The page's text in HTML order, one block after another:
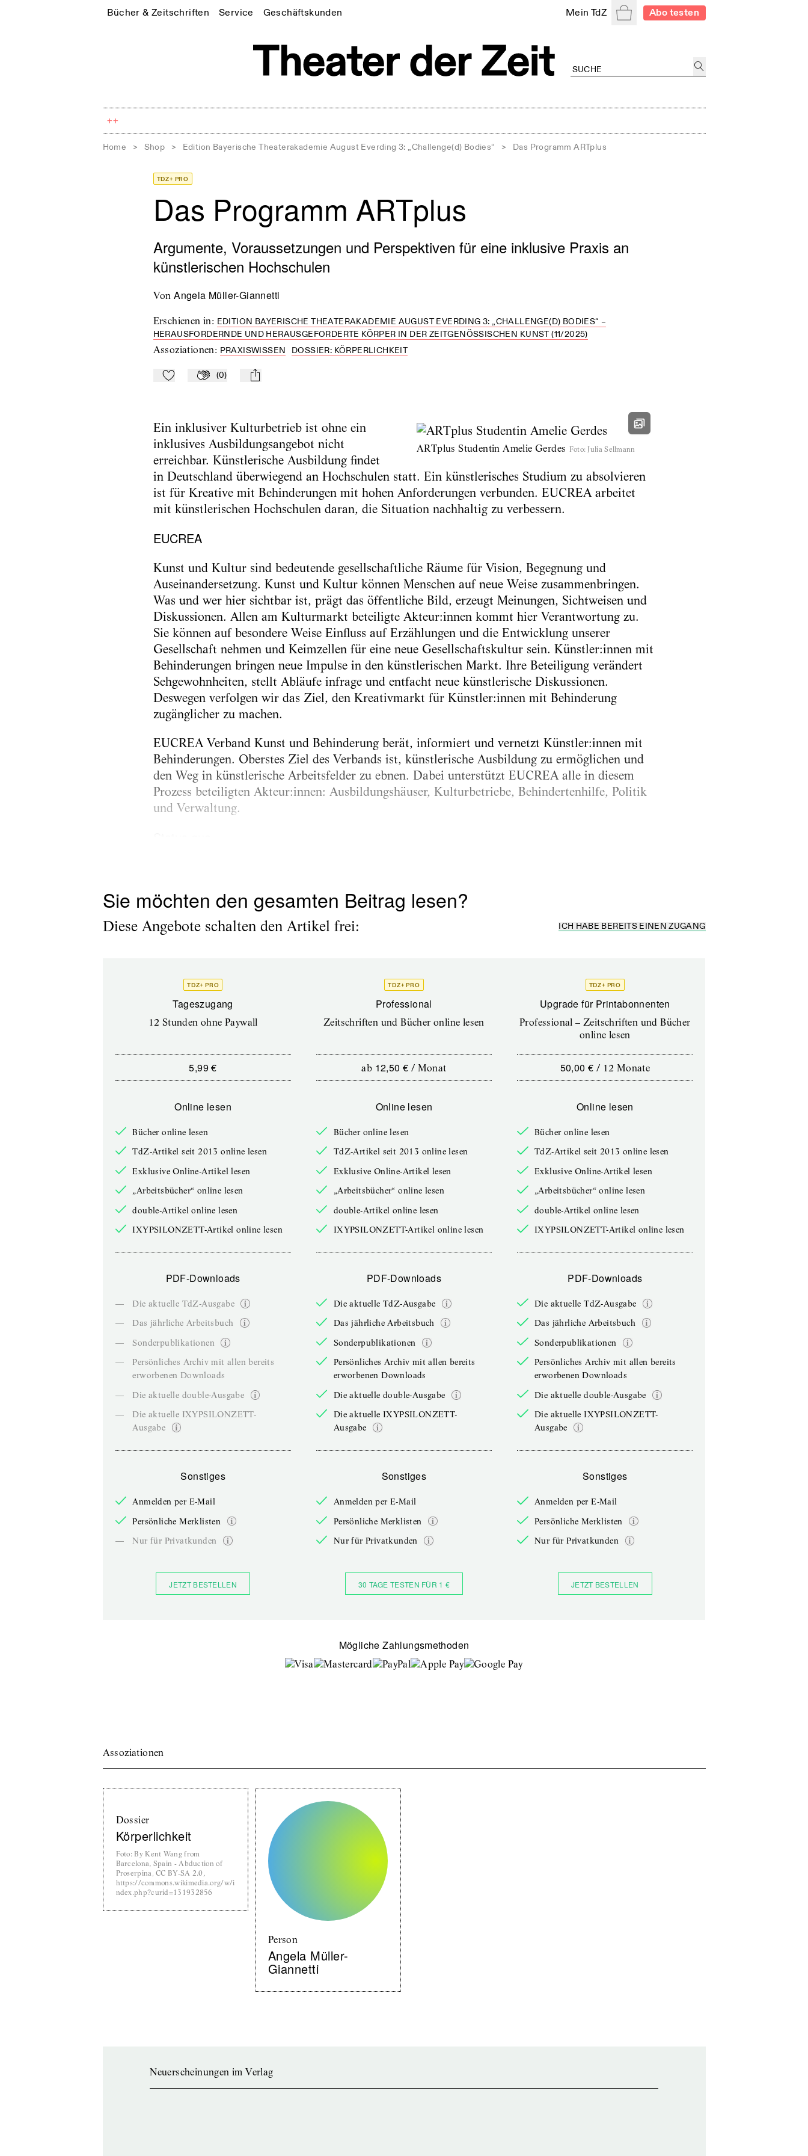
Bücher & Zeitschriften Service Geschäftskunden Mein TdZ WarenkorbAbo testen
++
Home > Shop > Edition Bayerische Theaterakademie August Everding 3: „Challenge(d) Bodies“ > Das Programm ARTplus
TDZ+ PRO
Das Programm ARTplus
Argumente, Voraussetzungen und Perspektiven für eine inklusive Praxis an
künstlerischen Hochschulen
von Angela Müller-Giannetti
Erschienen in: EDITION BAYERISCHE THEATERAKADEMIE AUGUST EVERDING 3: „CHALLENGE(D) BODIES“ –
HERAUSFORDERNDE UND HERAUSGEFORDERTE KÖRPER IN DER ZEITGENÖSSISCHEN KUNST (11/2025)
Assoziationen: PRAXISWISSEN DOSSIER: KÖRPERLICHKEIT
Zu Mein-TdZ hinzufügen
Applaudieren
(0) mail
ARTplus Studentin Amelie Gerdes Foto: Julia Sellmann
Ein inklusiver Kulturbetrieb ist ohne ein
inklusives Ausbildungsangebot nicht
erreichbar. Künstlerische Ausbildung findet
in Deutschland überwiegend an Hochschulen statt. Ein künstlerisches Studium zu absolvieren
ist für Kreative mit Behinderungen mit hohen Anforderungen verbunden. EUCREA arbeitet
mit künstlerischen Hochschulen daran, die Situation nachhaltig zu verbessern.
EUCREA
Kunst und Kultur sind bedeutende gesellschaftliche Räume für Vision, Begegnung und
Auseinandersetzung. Kunst und Kultur können Menschen auf neue Weise zusammenbringen.
Was und wer hier sichtbar ist, prägt das öffentliche Bild, erzeugt Meinungen, Sichtweisen und
Diskussionen. Allen am Kulturmarkt beteiligte Akteur:innen kommt hier Verantwortung zu.
Sie können auf besondere Weise Einfluss auf Erzählungen und die Entwicklung unserer
Gesellschaft nehmen und Keimzellen für eine neue Gesellschaftskultur sein. Künstler:innen mit
Behinderungen bringen neue Impulse in den künstlerischen Markt. Ihre Beteiligung verändert
Sehgewohnheiten, stellt Abläufe infrage und entfacht neue künstlerische Diskussionen.
Deswegen verfolgen wir das Ziel, den Kreativmarkt für Künstler:innen mit Behinderung
zugänglicher zu machen.
EUCREA Verband Kunst und Behinderung berät, informiert und vernetzt Künstler:innen mit
Behinderungen. Oberstes Ziel des Verbands ist, künstlerische Ausbildung zu ermöglichen und
den Weg in künstlerische Arbeitsfelder zu ebnen. Dabei unterstützt EUCREA alle in diesem
Prozess beteiligten Akteur:innen: Ausbildungshäuser, Kulturbetriebe, Behindertenhilfe, Politik
und Verwaltung.
Sie möchten den gesamten Beitrag lesen?
Diese Angebote schalten den Artikel frei: ICH HABE BEREITS EINEN ZUGANG
TDZ+ PRO
Tageszugang
12 Stunden ohne Paywall
5,99 €
Online lesen
Bücher online lesen
TdZ-Artikel seit 2013 online lesen
Exklusive Online-Artikel lesen
„Arbeitsbücher“ online lesen
double-Artikel online lesen
IXYPSILONZETT-Artikel online lesen
PDF-Downloads
—
Die aktuelle TdZ-Ausgabe
—
Das jährliche Arbeitsbuch
—
Sonderpublikationen
—
Persönliches Archiv mit allen bereits
erworbenen Downloads
—
Die aktuelle double-Ausgabe
—
Die aktuelle IXYPSILONZETT-
Ausgabe
Sonstiges
Anmelden per E-Mail
Persönliche Merklisten
—
Nur für Privatkunden
JETZT BESTELLEN
TDZ+ PRO
Professional
Zeitschriften und Bücher online lesen
ab 12,50 € / Monat
Online lesen
Bücher online lesen
TdZ-Artikel seit 2013 online lesen
Exklusive Online-Artikel lesen
„Arbeitsbücher“ online lesen
double-Artikel online lesen
IXYPSILONZETT-Artikel online lesen
PDF-Downloads
Die aktuelle TdZ-Ausgabe
Das jährliche Arbeitsbuch
Sonderpublikationen
Persönliches Archiv mit allen bereits
erworbenen Downloads
Die aktuelle double-Ausgabe
Die aktuelle IXYPSILONZETT-
Ausgabe
Sonstiges
Anmelden per E-Mail
Persönliche Merklisten
Nur für Privatkunden
30 TAGE TESTEN FÜR 1 €
TDZ+ PRO
Upgrade für Printabonnenten
Professional – Zeitschriften und Bücher
online lesen
50,00 € / 12 Monate
Online lesen
Bücher online lesen
TdZ-Artikel seit 2013 online lesen
Exklusive Online-Artikel lesen
„Arbeitsbücher“ online lesen
double-Artikel online lesen
IXYPSILONZETT-Artikel online lesen
PDF-Downloads
Die aktuelle TdZ-Ausgabe
Das jährliche Arbeitsbuch
Sonderpublikationen
Persönliches Archiv mit allen bereits
erworbenen Downloads
Die aktuelle double-Ausgabe
Die aktuelle IXYPSILONZETT-
Ausgabe
Sonstiges
Anmelden per E-Mail
Persönliche Merklisten
Nur für Privatkunden
JETZT BESTELLEN
Mögliche Zahlungsmethoden
Assoziationen
Dossier
Körperlichkeit
Foto: By Kent Wang from
Barcelona, Spain - Abduction of
Proserpina, CC BY-SA 2.0,
https://commons.wikimedia.org/w/i
ndex.php?curid=131932856
Person
Angela Müller-
Giannetti
Neuerscheinungen im Verlag